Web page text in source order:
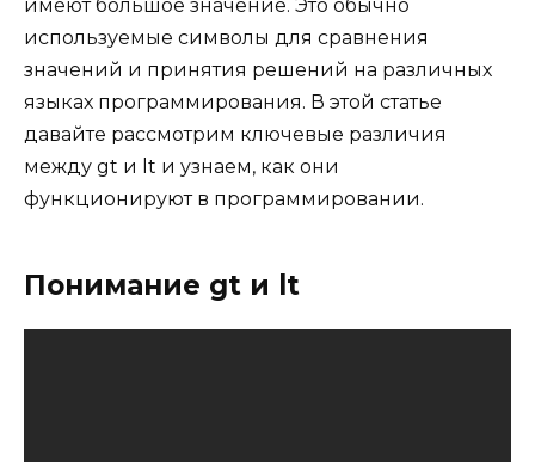
имеют большое значение. Это обычно
используемые символы для сравнения
значений и принятия решений на различных
языках программирования. В этой статье
давайте рассмотрим ключевые различия
между gt и lt и узнаем, как они
функционируют в программировании.
Понимание gt и lt